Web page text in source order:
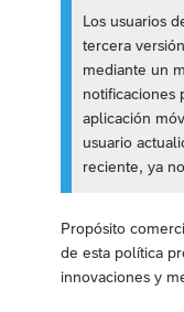
Los usuarios
tercera
mediante un
notificaciones
aplicación
usuario
reciente, ya
Propósito
de esta política
innovaciones y